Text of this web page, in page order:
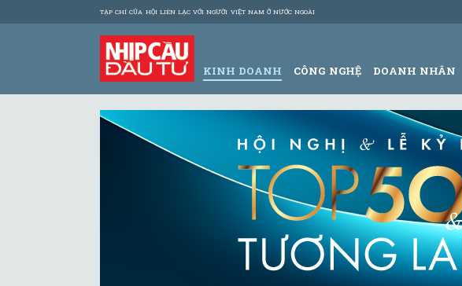
TẠP CHÍ CỦA HỘI LIÊN LẠC VỚI NGƯỜI VIỆT NAM Ở NƯỚC NGOÀI
KINH DOANH CÔNG NGHỆ DOANH NHÂN